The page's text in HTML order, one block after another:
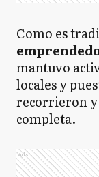
Como es
mantuvo
locales y
recorrieron
completa.
Ads